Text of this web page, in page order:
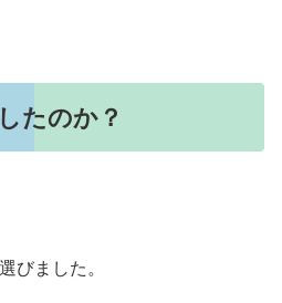
たのか？
びました。